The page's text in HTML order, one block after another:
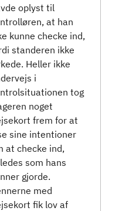
oplyst til
at han
kunne checke ind,
standeren ikke
Heller ikke
i
tog
noget
frem for at
sine intentioner
at checke ind,
som hans
gjorde.
med
fik lov af